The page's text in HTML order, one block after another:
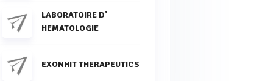
LABORATOIRE D'
HEMATOLOGIE
EXONHIT THERAPEUTICS